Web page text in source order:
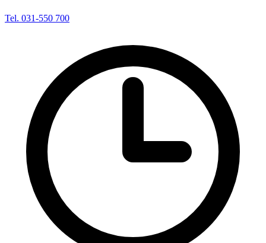
Tel. 031-550 700